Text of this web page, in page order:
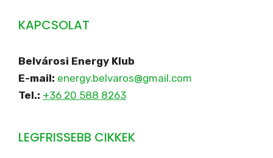
KAPCSOLAT
Belvárosi Energy Klub
E-mail: energy.belvaros@gmail.com
Tel.: +36 20 588 8263
LEGFRISSEBB CIKKEK